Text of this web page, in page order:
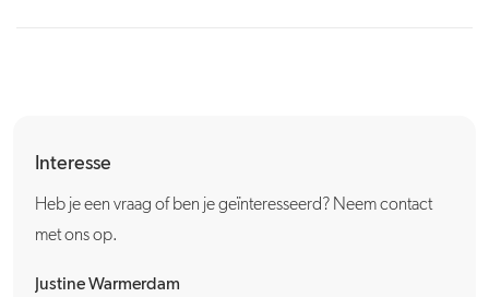
Interesse
Heb je een vraag of ben je geïnteresseerd? Neem contact
met ons op.
Justine Warmerdam